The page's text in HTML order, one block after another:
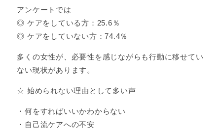
アンケートでは
◎ ケアをしている方：25.6％
◎ ケアをしていない方：74.4％
多くの女性が、必要性を感じながらも行動に移せてい
ない現状があります。
☆ 始められない理由として多い声
・何をすればいいかわからない
・自己流ケアへの不安